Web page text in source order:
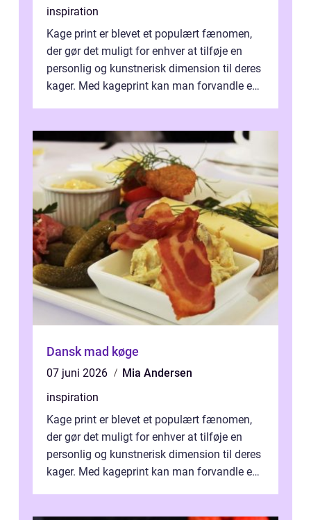
inspiration
Kage print er blevet et populært fænomen,
der gør det muligt for enhver at tilføje en
personlig og kunstnerisk dimension til deres
kager. Med kageprint kan man forvandle en
Dansk mad køge
07 juni 2026
Mia Andersen
inspiration
Kage print er blevet et populært fænomen,
der gør det muligt for enhver at tilføje en
personlig og kunstnerisk dimension til deres
kager. Med kageprint kan man forvandle en